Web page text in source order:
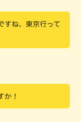
すね、東京行って
か！